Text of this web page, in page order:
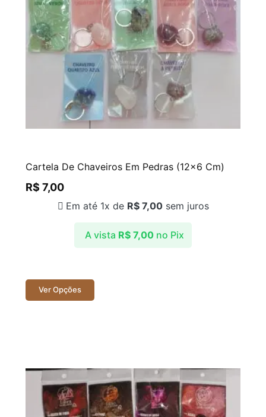
Cartela De Chaveiros Em Pedras (12×6 Cm)
R$ 7,00
A vista R$7,00 no Pix
Em até 1x de R$7,00sem juros
Ver Opções